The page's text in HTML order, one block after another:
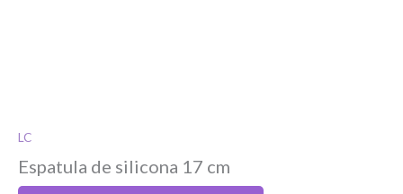
LC
Espatula de silicona 17 cm